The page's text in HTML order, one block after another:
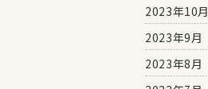
2023年10月
2023年9月
2023年8月